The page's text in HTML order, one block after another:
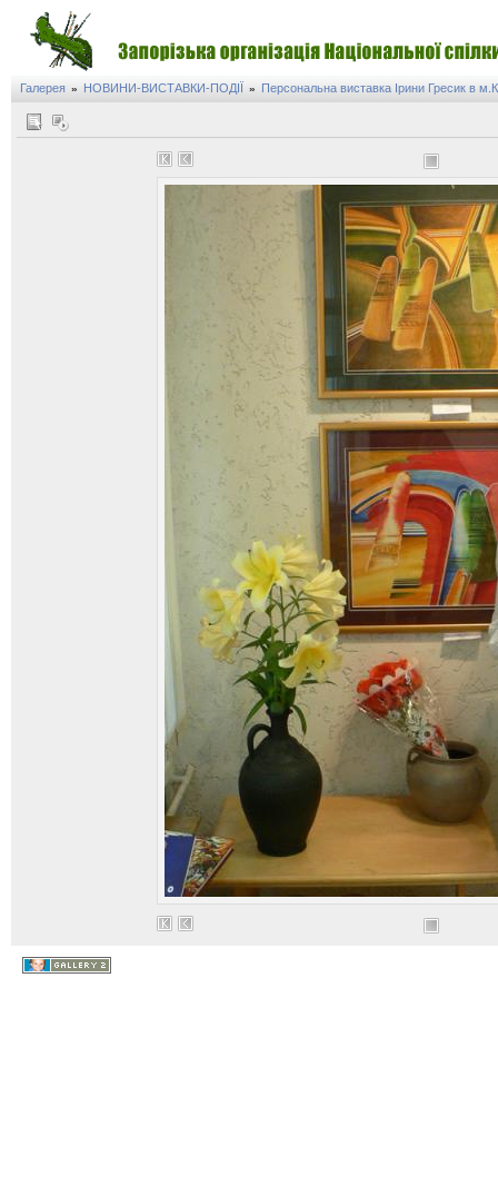
Галерея » НОВИНИ-ВИСТАВКИ-ПОДІЇ » Персональна виставка Ірини Гресик в